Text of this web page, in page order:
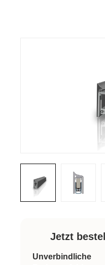
Jetzt
Unverbindliche